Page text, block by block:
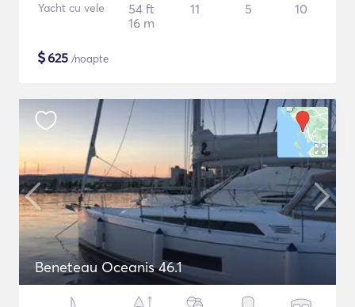
Yacht cu vele
54 ft
16 m
11 5 10
$625 /noapte
Beneteau Oceanis 46.1